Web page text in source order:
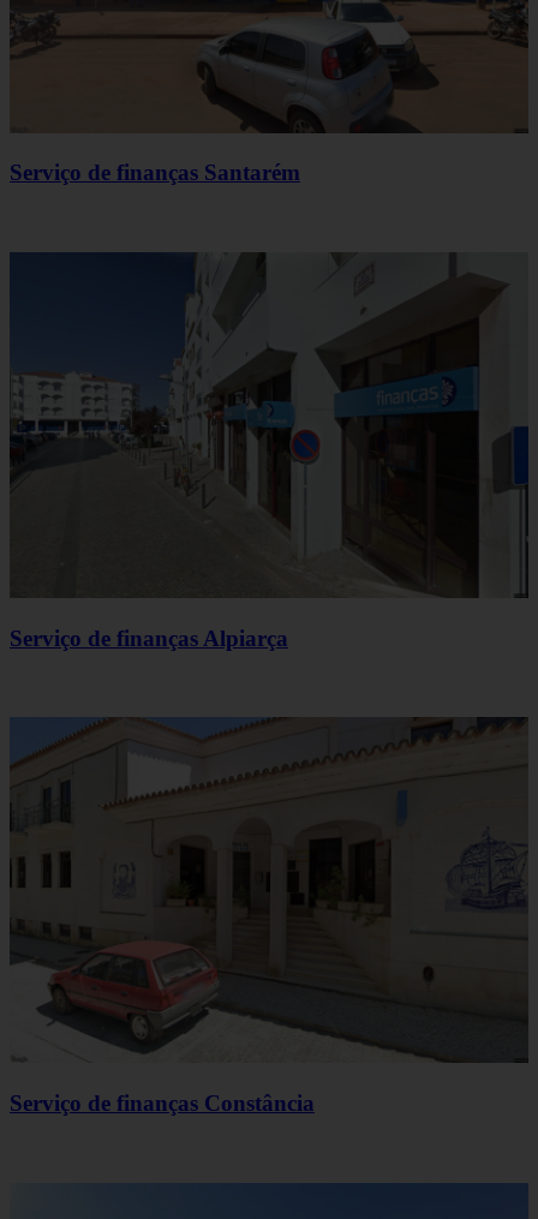
Serviço de finanças Santarém
Serviço de finanças Alpiarça
Serviço de finanças Constância